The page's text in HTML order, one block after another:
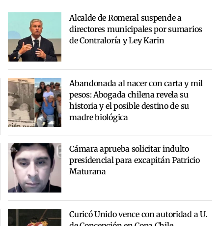
Alcalde de Romeral suspende a
directores municipales por sumarios
de Contraloría y Ley Karin
Abandonada al nacer con carta y mil
pesos: Abogada chilena revela su
historia y el posible destino de su
madre biológica
Cámara aprueba solicitar indulto
presidencial para excapitán Patricio
Maturana
Curicó Unido vence con autoridad a U.